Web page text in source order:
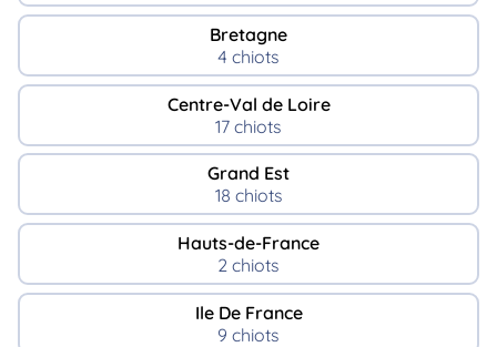
Bretagne
4 chiots
Centre-Val de Loire
17 chiots
Grand Est
18 chiots
Hauts-de-France
2 chiots
Ile De France
9 chiots